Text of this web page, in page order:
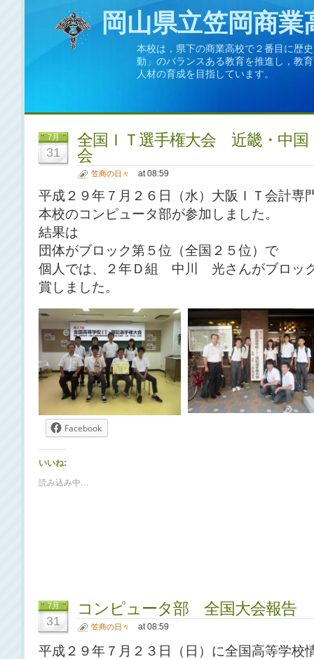
岡山県立笠岡商業
本校は，県下の商業高校で２番目に歴
動」のバランスある教育を推進し，教
人材の育成を目指しています。
7月
31
全国ＩＴ選手権大会 近畿・中国
会
at 08:59
笠商の日々
平成２９年７月２６日（水）大阪ＩＴ会計専
本校のコンピュータ部が参加しました。
結果は
団体がブロック第５位（全国２５位）で
個人では、２年Ｄ組 中川 光さんがブロッ
賞しました。
Facebook
いいね:
読み込み中…
7月
31
コンピュータ部 全国大会報告
at 08:59
笠商の日々
平成２９年７月２３日（日）に全国高等学校